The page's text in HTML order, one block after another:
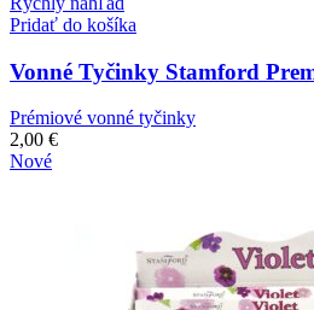
Pridať do košíka
Vonné Tyčinky Stamford
Prémiové vonné tyčinky
2,00 €
Nové